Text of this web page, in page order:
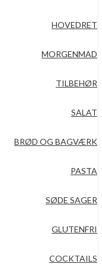
HOVEDRET
MORGENMAD
TILBEHØR
SALAT
BRØD OG BAGVÆRK
PASTA
SØDE SAGER
GLUTENFRI
COCKTAILS